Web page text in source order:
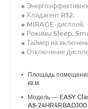
●
● Хладагент R32;
● MIRAGE-дисплей;
● Режимы Sleep,
● Таймер на
● Отключение
● Двустороннее
● Авторестарт,
•
Площадь
кв.м.
•
Модель — EASY
AS-24HR4RBADJ00